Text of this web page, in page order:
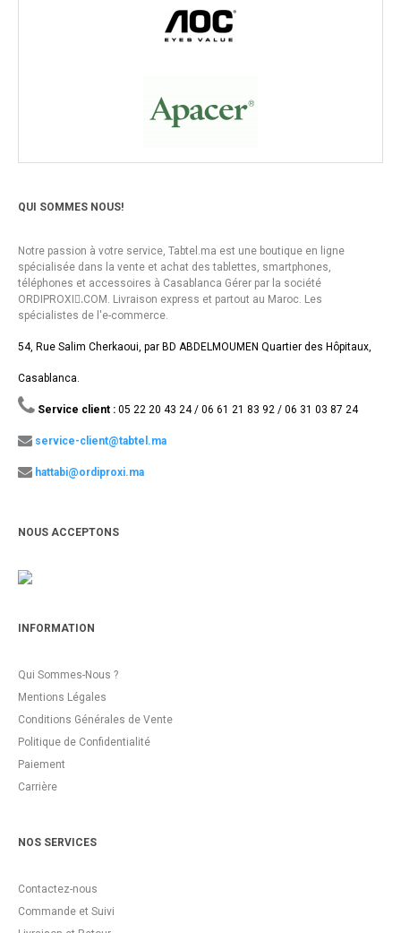
QUI SOMMES NOUS!
Notre passion à votre service, Tabtel.ma est une boutique en ligne
spécialisée dans la vente et achat des tablettes, smartphones,
téléphones et accessoires à Casablanca Gérer par la société
ORDIPROXI.ِCOM. Livraison express et partout au Maroc. Les
spécialistes de l'e-commerce.
54, Rue Salim Cherkaoui, par BD ABDELMOUMEN Quartier des Hôpitaux,
Casablanca.
Service client : 05 22 20 43 24 / 06 61 21 83 92 / 06 31 03 87 24
service-client@tabtel.ma
hattabi@ordiproxi.ma
NOUS ACCEPTONS
INFORMATION
Qui Sommes-Nous ?
Mentions Légales
Conditions Générales de Vente
Politique de Confidentialité
Paiement
Carrière
NOS SERVICES
Contactez-nous
Commande et Suivi